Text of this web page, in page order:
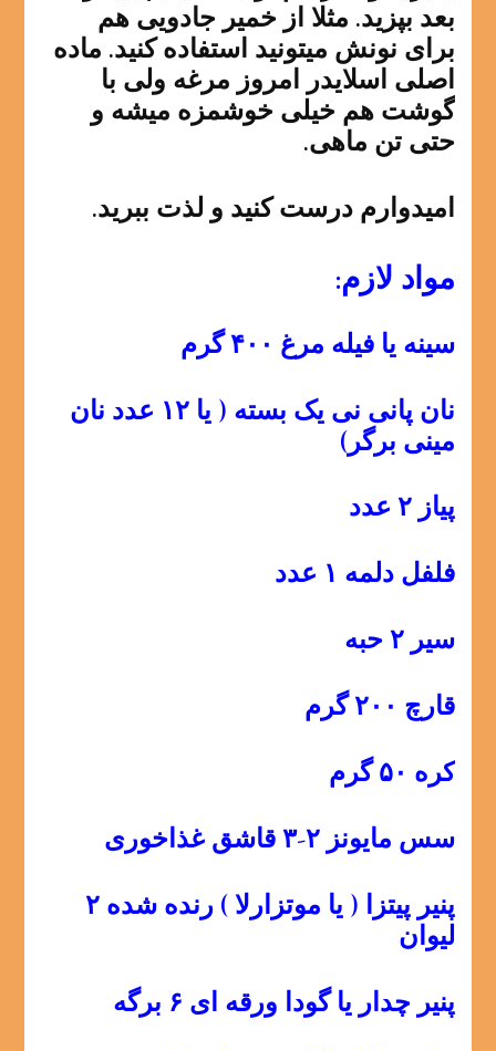
بعد بپزید. مثلا از خمیر جادویی هم
برای نونش میتونید استفاده کنید. ماده
اصلی اسلایدر امروز مرغه ولی با
گوشت هم خیلی خوشمزه میشه و
حتی تن ماهی.
امیدوارم درست کنید و لذت ببرید.
مواد لازم:
سینه یا فیله مرغ ۴۰۰ گرم
نان پانی نی یک بسته ( یا ۱۲ عدد نان
مینی برگر)
پیاز ۲ عدد
فلفل دلمه ۱ عدد
سیر ۲ حبه
قارچ ۲۰۰ گرم
کره ۵۰ گرم
سس مایونز ۲-۳ قاشق غذاخوری
پنیر پیتزا ( یا موتزارلا ) رنده شده ۲
لیوان
پنیر چدار یا گودا ورقه ای ۶ برگه